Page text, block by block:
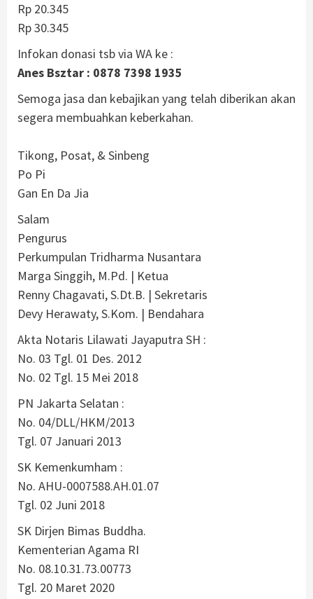
Rp 20.345
Rp 30.345
Infokan donasi tsb via WA ke :
Anes Bsztar : 0878 7398 1935
Semoga jasa dan kebajikan yang telah diberikan akan
segera membuahkan keberkahan.
Tikong, Posat, & Sinbeng
Po Pi
Gan En Da Jia
Salam
Pengurus
Perkumpulan Tridharma Nusantara
Marga Singgih, M.Pd. | Ketua
Renny Chagavati, S.Dt.B. | Sekretaris
Devy Herawaty, S.Kom. | Bendahara
Akta Notaris Lilawati Jayaputra SH :
No. 03 Tgl. 01 Des. 2012
No. 02 Tgl. 15 Mei 2018
PN Jakarta Selatan :
No. 04/DLL/HKM/2013
Tgl. 07 Januari 2013
SK Kemenkumham :
No. AHU-0007588.AH.01.07
Tgl. 02 Juni 2018
SK Dirjen Bimas Buddha.
Kementerian Agama RI
No. 08.10.31.73.00773
Tgl. 20 Maret 2020